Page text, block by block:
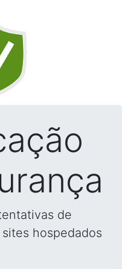
de
hospedados